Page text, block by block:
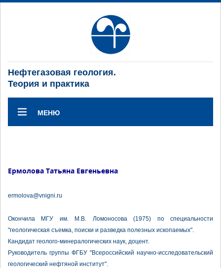
Нефтегазовая геология.
Теория и практика
МЕНЮ
Ермолова Татьяна Евгеньевна
ermolova@vnigni.ru
Окончила МГУ им. М.В. Ломоносова (1975) по специальности
"геологическая съемка, поиски и разведка полезных ископаемых".
Кандидат геолого-минералогических наук, доцент.
Руководитель группы ФГБУ "Всероссийский научно-исследовательский
геологический нефтяной институт".